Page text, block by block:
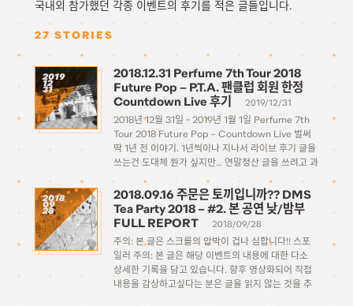
국내외 참가했던 각종 이벤트의 후기를 적은 글들입니다.
27 STORIES
2019
12
31
2018.12.31 Perfume 7th Tour 2018
Future Pop – P.T.A. 팬클럽 회원 한정
Countdown Live 후기
2019/12/31
2018년 12월 31일 ~ 2019년 1월 1일 Perfume 7th
Tour 2018 Future Pop – Countdown Live 벌써
딱 1년 전 이야기. 1년씩이나 지나서 라이브 후기 글을
쓰는건 도대체 뭔가 싶지만… 연말정산 글을 쓰려고 과
2018
09
28
2018.09.16 주문은 토끼입니까?? DMS
Tea Party 2018 – #2. 본 공연 낮/밤부
FULL REPORT
2018/09/28
주의: 본 글은 스크롤의 압박이 겁나 심합니다!! 스포
일러 주의: 본 글은 해당 이벤트의 내용에 대한 다소
상세한 기록을 담고 있습니다. 향후 영상화되어 직접
내용을 감상하고싶다는 분은 글을 읽지 않는 것을 추